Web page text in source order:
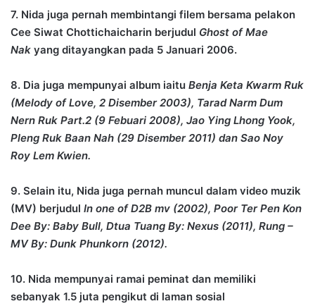
7. Nida juga pernah membintangi filem bersama pelakon
Cee Siwat Chottichaicharin berjudul Ghost of Mae
Nak yang ditayangkan pada 5 Januari 2006.
8. Dia juga mempunyai album iaitu Benja Keta Kwarm Ruk
(Melody of Love, 2 Disember 2003), Tarad Narm Dum
Nern Ruk Part.2 (9 Febuari 2008), Jao Ying Lhong Yook,
Pleng Ruk Baan Nah (29 Disember 2011) dan Sao Noy
Roy Lem Kwien.
9. Selain itu, Nida juga pernah muncul dalam video muzik
(MV) berjudul In one of D2B mv (2002), Poor Ter Pen Kon
Dee By: Baby Bull, Dtua Tuang By: Nexus (2011), Rung –
MV By: Dunk Phunkorn (2012).
10. Nida mempunyai ramai peminat dan memiliki
sebanyak 1.5 juta pengikut di laman sosial